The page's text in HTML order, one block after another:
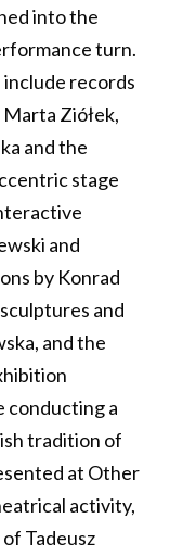
into the
turn.
records
Ziółek,
and the
stage
and
by Konrad
and
and the
conducting a
tradition of
at Other
activity,
Tadeusz